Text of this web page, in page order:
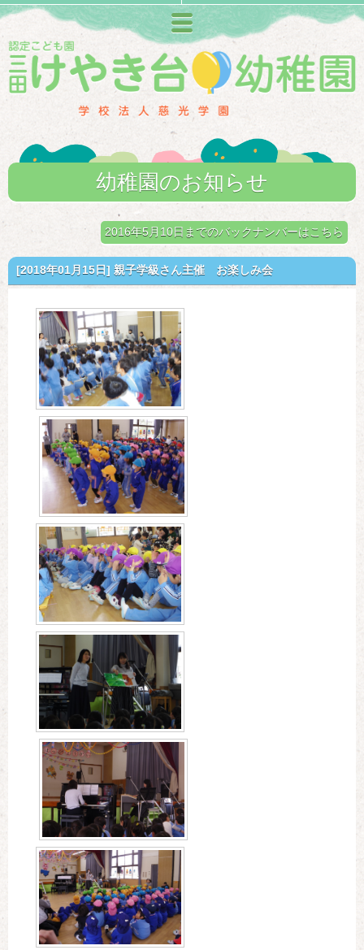
メニュー
幼稚園のお知らせ
2016年5月10日までのバックナンバーはこちら
[2018年01月15日] 親子学級さん主催 お楽しみ会